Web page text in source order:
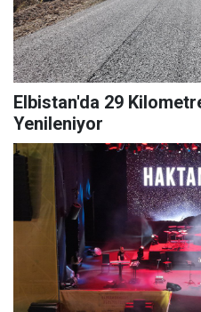
Elbistan'da 29
Yenileniyor